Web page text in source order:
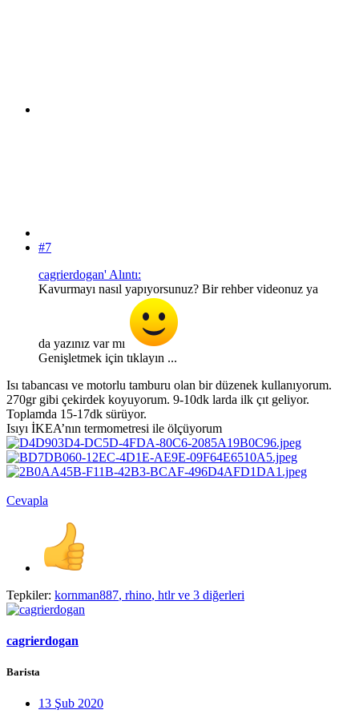
#7
cagrierdogan' Alıntı:
Kavurmayı nasıl yapıyorsunuz? Bir rehber videonuz ya
da yazınız var mı
Genişletmek için tıklayın ...
Isı tabancası ve motorlu tamburu olan bir düzenek kullanıyorum.
270gr gibi çekirdek koyuyorum. 9-10dk larda ilk çıt geliyor.
Toplamda 15-17dk sürüyor.
Isıyı İKEA’nın termometresi ile ölçüyorum
Cevapla
Tepkiler: kornman887, rhino, htlrve 3 diğerleri
cagrierdogan
Barista
13 Şub 2020